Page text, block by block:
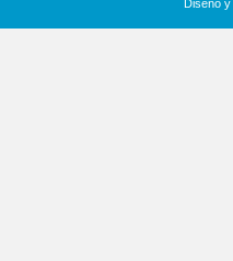
Diseño